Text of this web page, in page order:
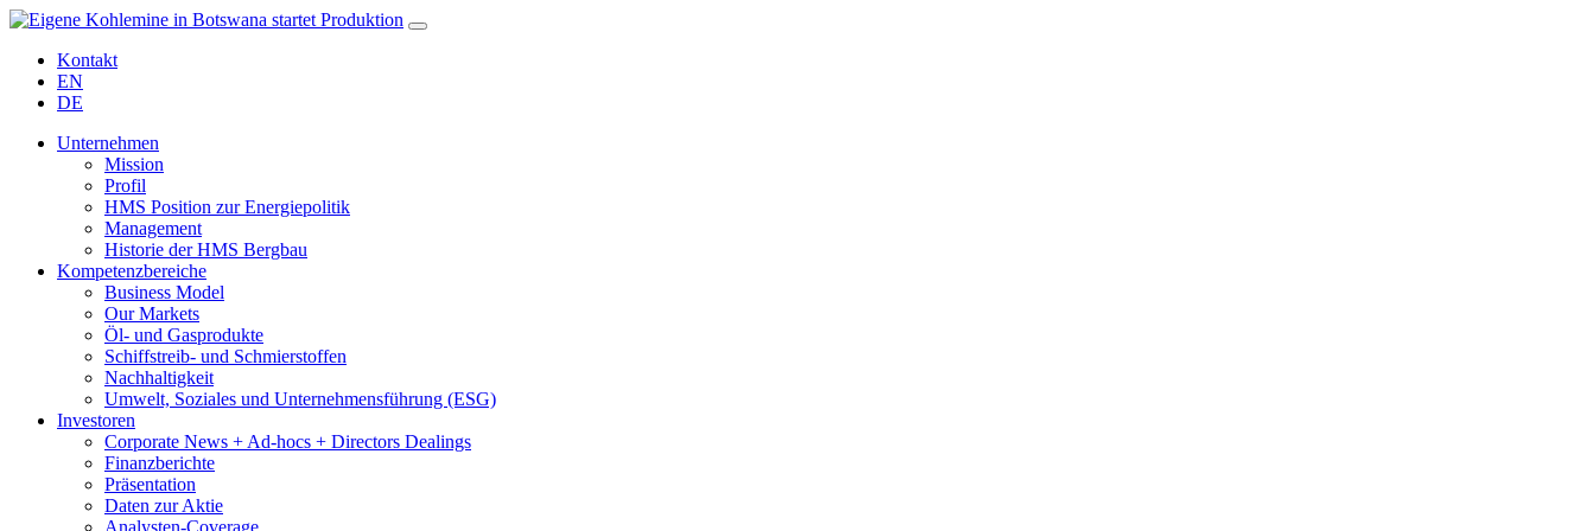
Kontakt
EN
DE
Unternehmen
Mission
Profil
HMS Position zur Energiepolitik
Management
Historie der HMS Bergbau
Kompetenzbereiche
Business Model
Our Markets
Öl- und Gasprodukte
Schiffstreib- und Schmierstoffen
Nachhaltigkeit
Umwelt, Soziales und Unternehmensführung (ESG)
Investoren
Corporate News + Ad-hocs + Directors Dealings
Finanzberichte
Präsentation
Daten zur Aktie
Analysten-Coverage